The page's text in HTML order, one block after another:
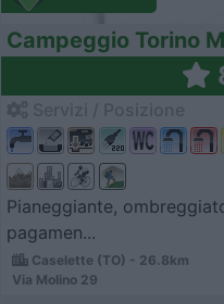
Campeggio Torino
Pianeggiante,
pagamen...
Caselette (TO) - 26.8km
Via Molino 29